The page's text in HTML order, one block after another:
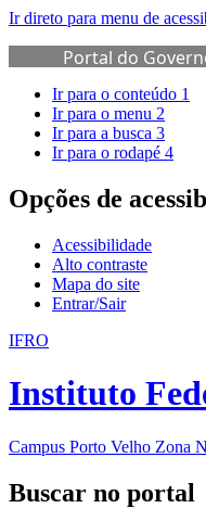
Ir direto para menu de
Portal do
Ir para o conteúdo 1
Ir para o menu 2
Ir para a busca 3
Ir para o rodapé 4
Opções de
Acessibilidade
Alto contraste
Mapa do site
Entrar/Sair
IFRO
Instituto
Campus Porto Velho Zona
Buscar no portal